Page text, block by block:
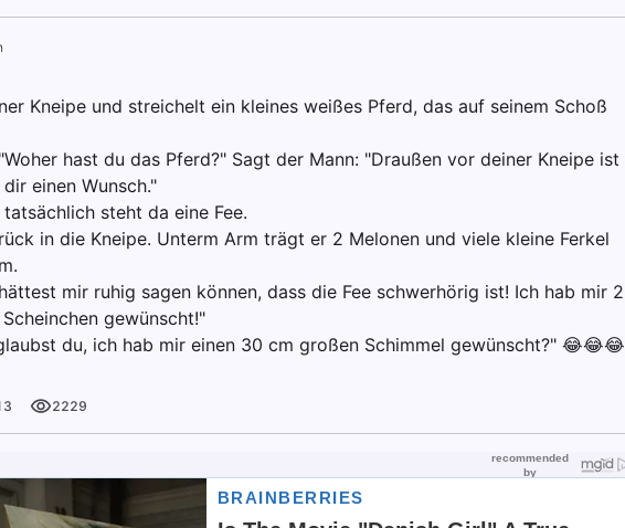
Kneipe und streichelt ein kleines weißes Pferd, das auf seinem Schoß
hast du das Pferd?" Sagt der Mann: "Draußen vor deiner Kneipe ist
einen Wunsch."
steht da eine Fee.
in die Kneipe. Unterm Arm trägt er 2 Melonen und viele kleine Ferkel
mir ruhig sagen können, dass die Fee schwerhörig ist! Ich hab mir 2
gewünscht!"
du, ich hab mir einen 30 cm großen Schimmel gewünscht?" 😂😂😂
2229